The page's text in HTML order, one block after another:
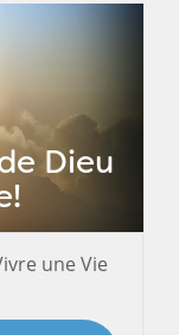
Dieu
une Vie